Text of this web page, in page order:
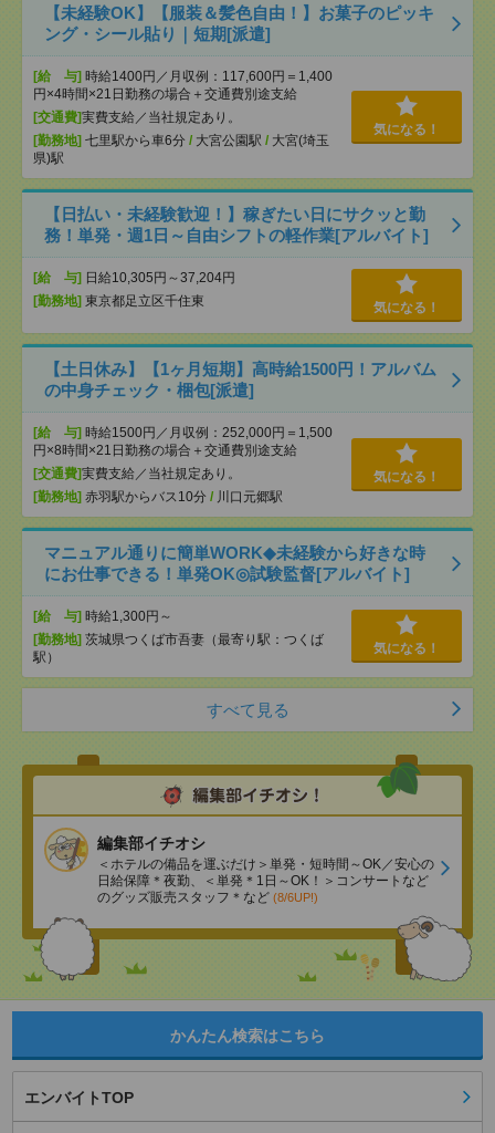
【未経験OK】【服装＆髪色自由！】お菓子のピッキ
ング・シール貼り｜短期[派遣]
[給 与] 時給1400円／月収例：117,600円＝1,400
円×4時間×21日勤務の場合＋交通費別途支給
[交通費]実費支給／当社規定あり。
[勤務地] 七里駅から車6分 / 大宮公園駅 / 大宮(埼玉
県)駅
気になる！
【日払い・未経験歓迎！】稼ぎたい日にサクッと勤
務！単発・週1日～自由シフトの軽作業[アルバイト]
[給 与] 日給10,305円～37,204円
[勤務地] 東京都足立区千住東 気になる！
【土日休み】【1ヶ月短期】高時給1500円！アルバム
の中身チェック・梱包[派遣]
[給 与] 時給1500円／月収例：252,000円＝1,500
円×8時間×21日勤務の場合＋交通費別途支給
[交通費]実費支給／当社規定あり。
[勤務地] 赤羽駅からバス10分 / 川口元郷駅
気になる！
マニュアル通りに簡単WORK◆未経験から好きな時
にお仕事できる！単発OK◎試験監督[アルバイト]
[給 与] 時給1,300円～
[勤務地] 茨城県つくば市吾妻（最寄り駅：つくば
駅）
気になる！
すべて見る
編集部イチオシ
＜ホテルの備品を運ぶだけ＞単発・短時間～OK／安心の
日給保障＊夜勤、＜単発＊1日～OK！＞コンサートなど
のグッズ販売スタッフ＊など (8/6UP!)
かんたん検索はこちら
エンバイトTOP